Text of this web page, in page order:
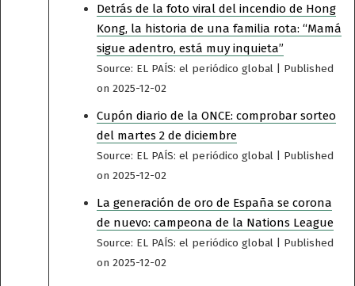
Detrás de la foto viral del incendio de Hong
Kong, la historia de una familia rota: “Mamá
sigue adentro, está muy inquieta”
Source: EL PAÍS: el periódico global
Published
on 2025-12-02
Cupón diario de la ONCE: comprobar sorteo
del martes 2 de diciembre
Source: EL PAÍS: el periódico global
Published
on 2025-12-02
La generación de oro de España se corona
de nuevo: campeona de la Nations League
Source: EL PAÍS: el periódico global
Published
on 2025-12-02